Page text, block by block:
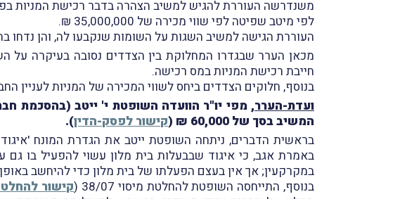
לפי מיטב שפיטה לפי שווי מכירה של 35,000,000 ₪.
העוררת הגישה למשיב השגות על השומות שנקבעו לה, והן נדחו בהחלטות
מכאן הערר שבגדרו המחלוקת בין הצדדים נסובה בעיקרה על
חייבת רכישת המניות במס רכישה.
בנוסף, חלוקים הצדדים ביחס לשווי המכירה של המניות לעניין
ועדת-הערר, מפי יו"ר הוועדה השופטת י' ייטב (בהסכמת
המשיב בסך של 60,000 ₪
(קישור לפסק-הדין).
בראשית הדברים, ניתחה השופטת ייטב את הגדרת המונח
באמרת אגב, כי איגוד שבבעלות בית מלון עשוי להפעיל בו גם
במקרקעין; אך אין בעצם הפעלתו של בית מלון כדי להיחשב
בנוסף, התייחסה השופטת להחלטת מיסוי 38/07 (
קישור